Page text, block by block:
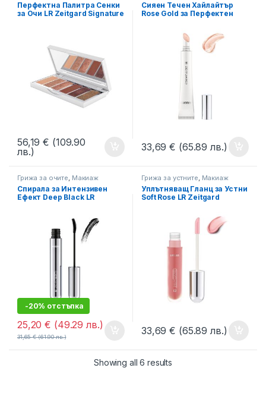
Перфектна Палитра Сенки
за Очи LR Zeitgard Signature
56,19€ (109.90
лв.)
Сияен Течен Хайлайтър
Rose Gold за Перфектен
33,69€ (65.89 лв.)
Грижа за очите, Макиаж
Спирала за Интензивен
Ефект Deep Black LR
-20% отстъпка
25,20€ (49.29 лв.)
31,65€ (61.90 лв.)
Грижа за устните, Макиаж
Уплътняващ Гланц за Устни
Soft Rose LR Zeitgard
33,69€ (65.89 лв.)
Showing all 6 results